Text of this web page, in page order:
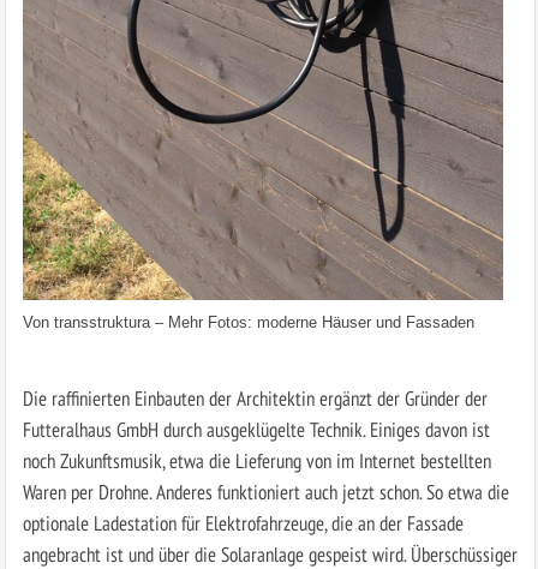
Von transstruktura– Mehr Fotos: moderne Häuser und Fassaden
Die raffinierten Einbauten der Architektin ergänzt der Gründer der
Futteralhaus GmbH durch ausgeklügelte Technik. Einiges davon ist
noch Zukunftsmusik, etwa die Lieferung von im Internet bestellten
Waren per Drohne. Anderes funktioniert auch jetzt schon. So etwa die
optionale Ladestation für Elektrofahrzeuge, die an der Fassade
angebracht ist und über die Solaranlage gespeist wird. Überschüssiger